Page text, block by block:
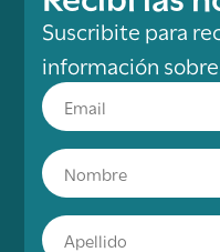
Suscribite para
información sobre